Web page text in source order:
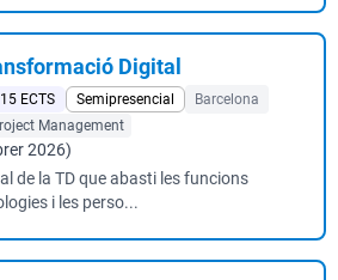
Digital
15 ECTS Semipresencial
Barcelona
Management
2026)
de la TD que abasti les funcions
i les perso...